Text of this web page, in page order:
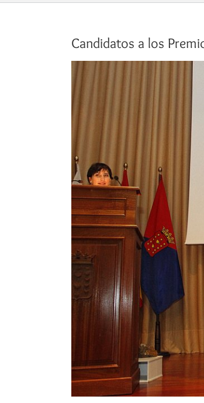
Candidatos a los
imagen